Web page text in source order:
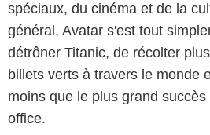
spéciaux, du cinéma et de la
général, Avatar s'est tout
détrôner Titanic, de récolter
billets verts à travers le monde
moins que le plus grand
office.